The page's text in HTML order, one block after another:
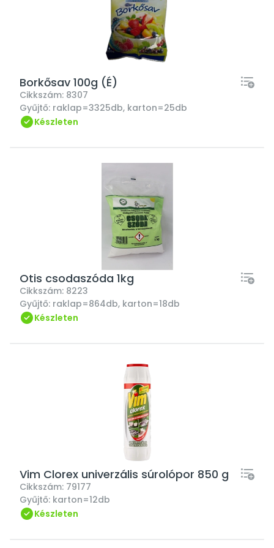
Borkősav 100g (É)
Cikkszám: 8307
Gyűjtő: raklap=3325db, karton=25db
Készleten
Otis csodaszóda 1kg
Cikkszám: 8223
Gyűjtő: raklap=864db, karton=18db
Készleten
Vim Clorex univerzális súrolópor 850 g
Cikkszám: 79177
Gyűjtő: karton=12db
Készleten